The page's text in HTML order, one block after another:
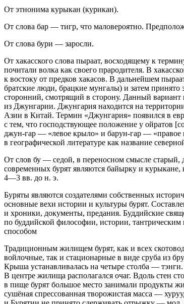
От этнонима курыкан (курикан).
От слова бар — тигр, что маловероятно.
От слова бури — заросли.
От хакасского слова пыраат, восходящему к
почитали волка как своего прародителя. В
к востоку от предков хакасов. В дальнейшем
братские люди, брацкие мунгалы) и затем
сторонний, смотрящий в сторону. Данный вариант
из Джунгарии. Джунгария находится на
Азии в Китай. Термин «Джунгария» появился в
с тем, что господствующее положение у ойратов
джун-гар — «левое крыло» и барун-гар — «правое
в географической литературе как название
От слов бу — седой, в переносном смысле
современных бурят являются байырку и
4—3 вв. до н. э.
Буряты являются создателями собственных
основные вехи истории и культуры бурят.
и хроники, документы, предания. Буддийские
по буддийской философии, истории,
способом
Традиционным жилищем бурят, как и всех
войлочные, так и стационарные в виде сруба из
Крыша устанавливалась на четыре столба —
В центре жилища располагался очаг. Вдоль стен
в пище бурят большое место занимали продукты
сушёная спрессованная творожистая масса —